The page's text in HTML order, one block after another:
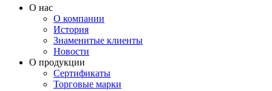
О нас
О компании
История
Знаменитые клиенты
Новости
О продукции
Сертификаты
Торговые марки